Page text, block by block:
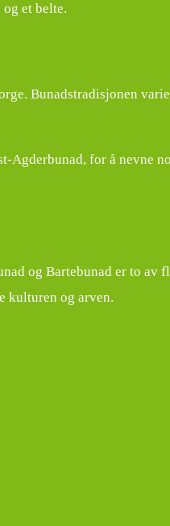
et belte.
Bunadstradisjonen
for å nevne
og Bartebunad er to av
kulturen og arven.